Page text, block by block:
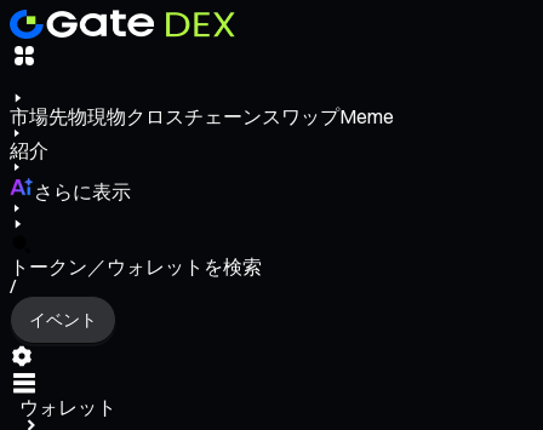
市場先物現物クロスチェーンスワップMeme
紹介
さらに表示
トークン／ウォレットを検索
/
イベント
ウォレット